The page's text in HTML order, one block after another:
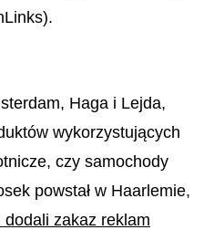
Haga i Lejda,
wykorzystujących
czy samochody
powstał w Haarlemie,
zakaz reklam